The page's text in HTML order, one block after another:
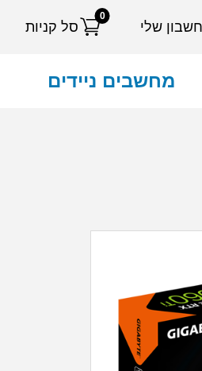
חשבון שלי סל קניות
0
מחשבים ניידים